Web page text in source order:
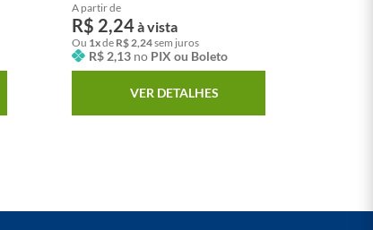
A partir de
R$ 2,24à vista
Ou 1xde R$2,24sem juros
R$ 2,13 no PIX ou Boleto
VER DETALHES